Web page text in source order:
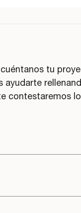
tu
ayudarte
contestaremos